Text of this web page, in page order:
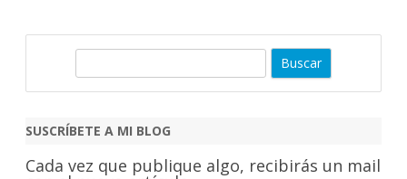
c
r
SUSCRÍBETE A MI BLOG
Cada vez que publique algo, recibirás un mail